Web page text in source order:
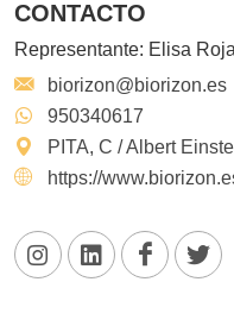
CONTACTO
Representante: Elisa
biorizon@biorizon.es
950340617
PITA, C / Albert
https://